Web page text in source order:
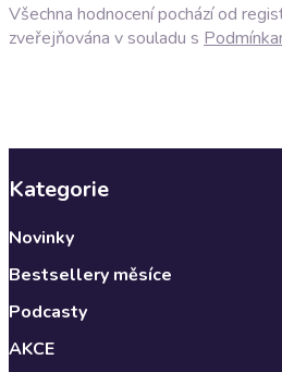
Všechna hodnocení pochází od
zveřejňována v souladu s
Kategorie
Novinky
Bestsellery měsíce
Podcasty
AKCE